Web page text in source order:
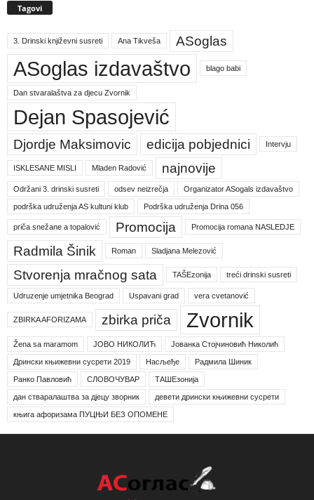
Tagovi
3. Drinski književni susreti Ana Tikveša ASoglas
ASoglas izdavaštvo blago babi
Dan stvaralaštva za djecu Zvornik
Dejan Spasojević
Djordje Maksimovic edicija pobjednici Intervju
ISKLESANE MISLI Mladen Radović najnovije
Održani 3. drinski susreti odsev neizrečja Organizator ASogals izdavaštvo
podrška udruženja AS kultuni klub Podrška udruženja Drina 056
priča snežane a topalović Promocija Promocija romana NASLEDJE
Radmila Šinik Roman Sladjana Melezović
Stvorenja mračnog sata TAŠEzonija treći drinski susreti
Udruzenje umjetnika Beograd Uspavani grad vera cvetanović
ZBIRKA AFORIZAMA zbirka priča Zvornik
Žena sa maramom ЈОВО НИКОЛИЋ Јованка Стојчиновић Николић
Дрински књижевни сусрети 2019 Насљеђе Радмила Шиник
Ранко Павловић СЛОВОЧУВАР ТАШЕзонија
дан стваралаштва за дјецу зворник девети дрински књижевни сусрети
књига афоризама ПУЦЊИ БЕЗ ОПОМЕНЕ